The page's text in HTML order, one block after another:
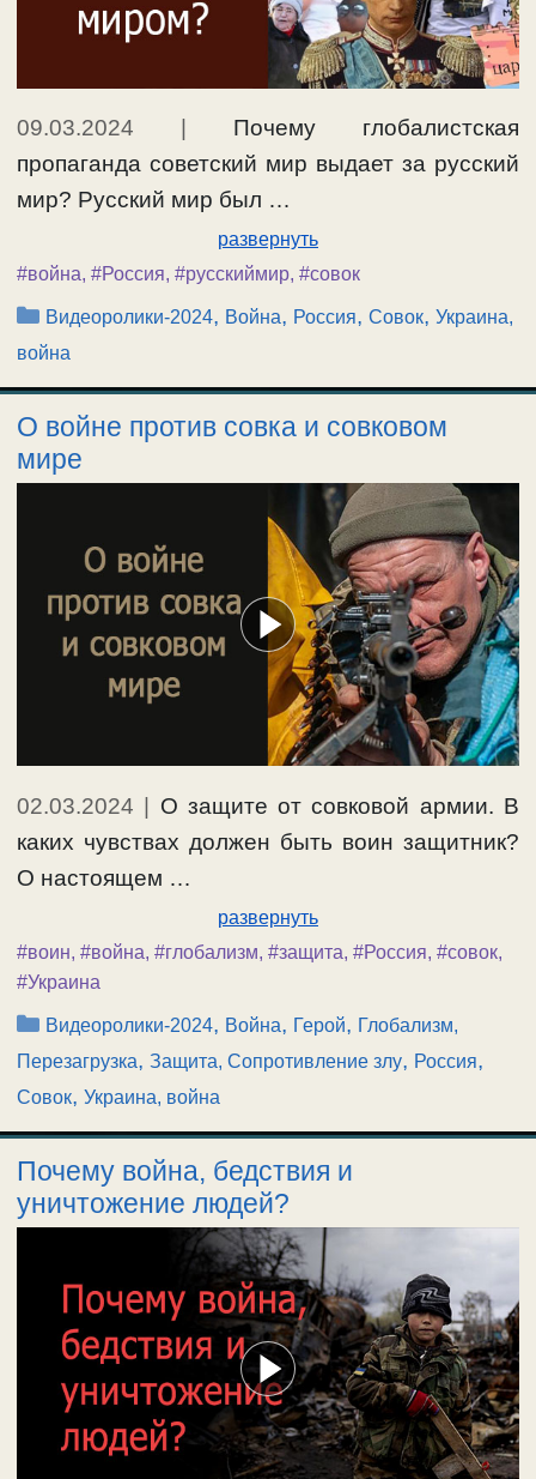
09.03.2024
Почему глобалистская
пропаганда советский мир выдает за русский
мир? Русский мир был …
развернуть
#война, #Россия, #русскиймир, #совок
Рубрики
Видеоролики-2024, Война, Россия,Совок,Украина,
война
О войне против совка и совковом
мире
02.03.2024
О защите от совковой армии. В
каких чувствах должен быть воин защитник?
О настоящем …
развернуть
#воин, #война, #глобализм, #защита, #Россия, #совок,
#Украина
Рубрики
Видеоролики-2024, Война, Герой, Глобализм,
Перезагрузка, Защита, Сопротивление злу, Россия,
Совок, Украина, война
Почему война, бедствия и
уничтожение людей?